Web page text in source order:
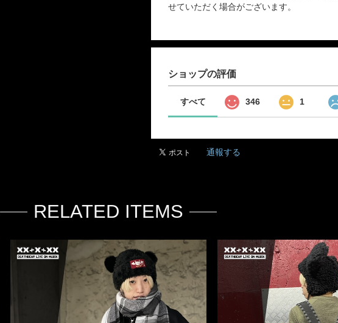
せていただく場合がございます。
ショップの評価
すべて 346 1
通報する
RELATED ITEMS